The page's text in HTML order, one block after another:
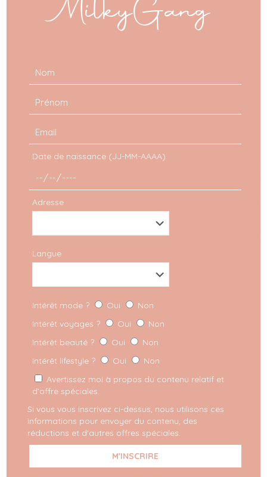
Tenue 18/08
VOIR
MilkyGang
Date de naissance (JJ-MM-AAAA)
Adresse
Langue
Intérêt mode ? Oui
Non
Intérêt voyages ?
Oui
Non
Intérêt beauté ?
Oui
Non
Intérêt lifestyle ?
Oui
Non
Avertissez moi à propos du contenu relatif et
d’offre spéciales.
Si vous vous inscrivez ci-dessus, nous utilisons ces
informations pour envoyer du contenu, des
réductions et d'autres offres spéciales.